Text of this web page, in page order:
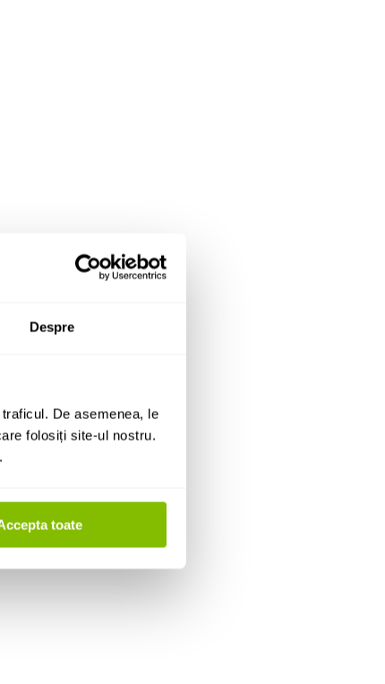
Despre
De asemenea, le
folosiți site-ul nostru.
toate